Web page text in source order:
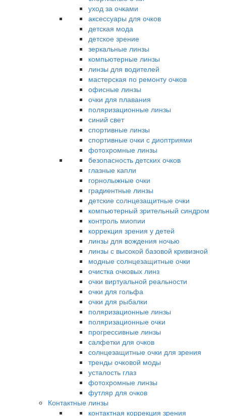
уход за очками
аксессуары для очков
детская мода
детское зрение
зеркальные линзы
компьютерные линзы
линзы для водителей
мастерская по ремонту очков
офисные линзы
очки для плавания
поляризационные линзы
синий свет
спортивные линзы
спортивные очки с диоптриями
фотохромные линзы
безопасность детских очков
глазные капли
горнолыжные очки
градиентные линзы
детские солнцезащитные очки
компьютерный зрительный синдром
контроль миопии
коррекция зрения у детей
линзы для вождения ночью
линзы с высокой базовой кривизной
модные солнцезащитные очки
очистка очковых линз
очки виртуальной реальности
очки для гольфа
очки для рыбалки
поляризационные линзы
поляризационные очки
прогрессивные линзы
салфетки для очков
солнцезащитные очки для зрения
тренды очковой моды
усталость глаз
фотохромные линзы
футляр для очков
Контактные линзы
контактная коррекция зрения